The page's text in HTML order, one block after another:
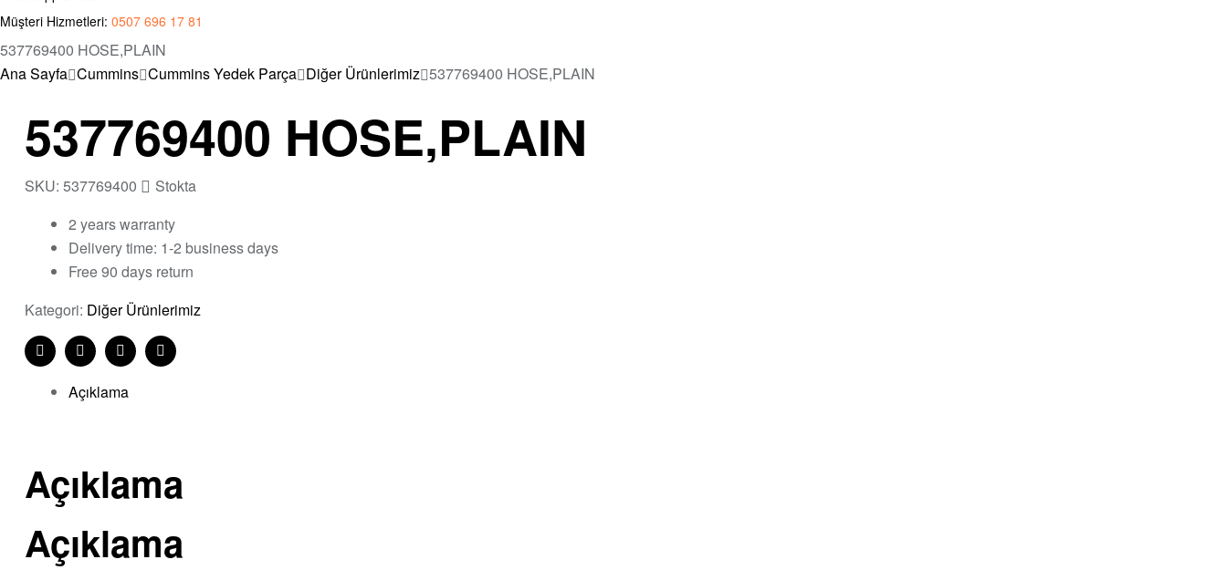
Müşteri Hizmetleri: 0507 696 17 81
537769400 HOSE,PLAIN
Ana Sayfa Cummins Cummins Yedek Parça Diğer Ürünlerimiz 537769400 HOSE,PLAIN
537769400 HOSE,PLAIN
SKU: 537769400
Stokta
2 years warranty
Delivery time: 1-2 business days
Free 90 days return
Kategori: Diğer Ürünlerimiz
Share:
FacebookTwitterLinkedinPinterest
Açıklama
Açıklama
Açıklama